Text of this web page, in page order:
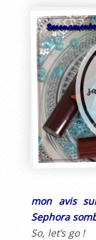
mon avis
Sephora
So, let’s go !